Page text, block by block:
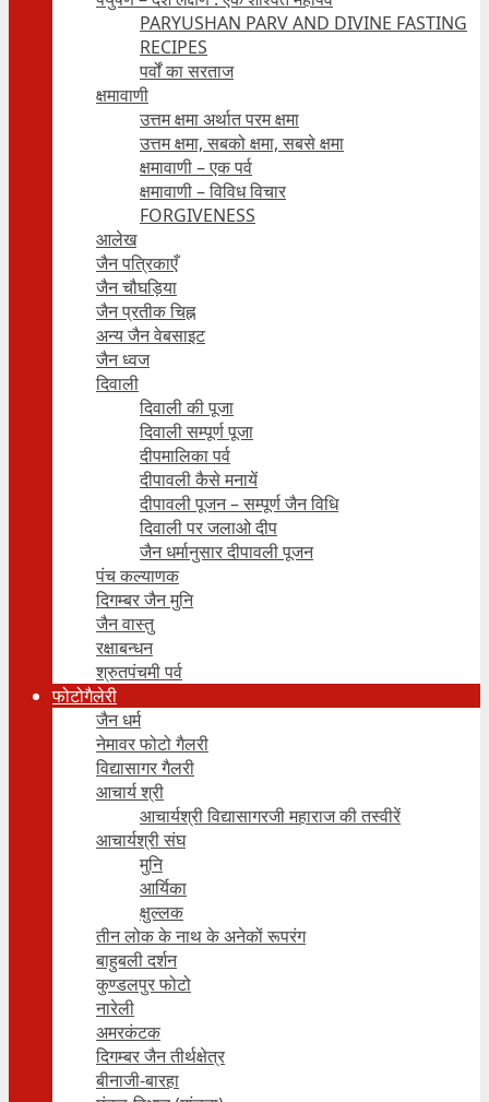
PARYUSHAN PARV AND DIVINE FASTING
RECIPES
पर्वों का सरताज
क्षमावाणी
उत्तम क्षमा अर्थात परम क्षमा
उत्तम क्षमा, सबको क्षमा, सबसे क्षमा
क्षमावाणी – एक पर्व
क्षमावाणी – विविध विचार
FORGIVENESS
आलेख
जैन पत्रिकाएँ
जैन चौघड़िया
जैन प्रतीक चिह्न
अन्य जैन वेबसाइट
जैन ध्वज
दिवाली
दिवाली की पूजा
दिवाली सम्पूर्ण पूजा
दीपमालिका पर्व
दीपावली कैसे मनायें
दीपावली पूजन – सम्पूर्ण जैन विधि
दिवाली पर जलाओ दीप
जैन धर्मानुसार दीपावली पूजन
पंच कल्याणक
दिगम्बर जैन मुनि
जैन वास्तु
रक्षाबन्धन
श्रुतपंचमी पर्व
फोटोगैलेरी
जैन धर्म
नेमावर फोटो गैलरी
विद्यासागर गैलरी
आचार्य श्री
आचार्यश्री विद्यासागरजी महाराज की तस्वीरें
आचार्यश्री संघ
मुनि
आर्यिका
क्षुल्लक
तीन लोक के नाथ के अनेकों रूपरंग
बाहुबली दर्शन
कुण्डलपुर फोटो
नारेली
अमरकंटक
दिगम्बर जैन तीर्थक्षेत्र
बीनाजी-बारहा